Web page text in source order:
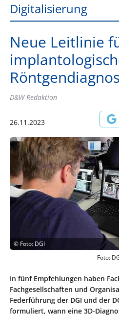
Digitalisierung
Neue Leitlinie
D&W Redaktion
26.11.2023
© Foto: DGI
Foto:
In fünf Empfehlungen haben
Fachgesellschaften und
Federführung der DGI und der
formuliert, wann eine 3D-